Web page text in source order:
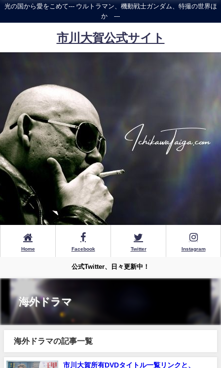
光の国から愛をこめて--- ウルトラマン、機動戦士ガンダム、特撮の世界ほ
か ---
市川大賀公式サイト
Home Facebook Twitter Instagram
公式Twitter、日々更新中！
海外ドラマ
海外ドラマの記事一覧
市川大賀所有DVDタイトル一覧リンクと、